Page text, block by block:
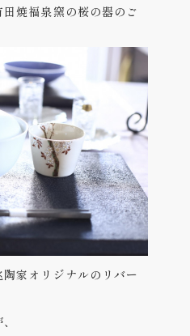
焼福泉窯の桜の器のご
家オリジナルのリバー